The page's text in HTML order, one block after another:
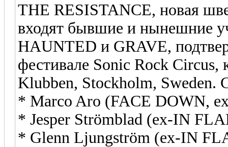
THE RESISTANCE, новая
входят бывшие и нынешние
HAUNTED и GRAVE,
фестивале Sonic Rock Circus,
Klubben, Stockholm,
* Marco Aro (FACE DOWN,
* Jesper Strömblad (ex-IN
* Glenn Ljungström (ex-IN